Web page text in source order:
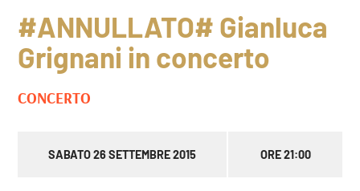
#ANNULLATO# Gianluca
Grignani in concerto
CONCERTO
SABATO 26 SETTEMBRE 2015 ORE 21:00